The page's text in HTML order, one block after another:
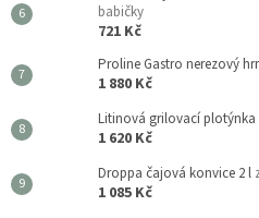
babičky
721 Kč
Proline Gastro nerezový
1 880 Kč
Litinová grilovací plotýnka
1 620 Kč
Droppa čajová konvice 2 l
1 085 Kč